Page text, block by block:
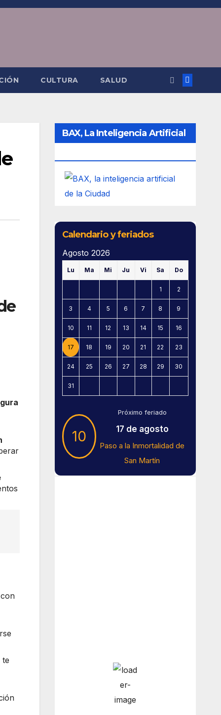
CULTURA SALUD
te
BAX, La Inteligencia Artificial
Calendario y feriados
Agosto 2026
Lu Ma Mi Ju Vi Sa Do
1 2
3 4 5 6 7 8 9
10 11 12 13 14 15 16
17 18 19 20 21 22 23
24 25 26 27 28 29 30
31
10
Próximo feriado
17 de agosto
Paso a la Inmortalidad de
San Martín